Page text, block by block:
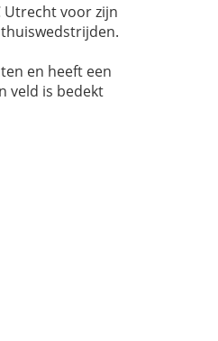
voor zijn
en heeft een
veld is bedekt